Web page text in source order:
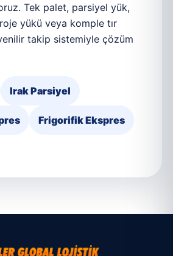
Tek palet, parsiyel yük,
yükü veya komple tır
takip sistemiyle çözüm
Irak Parsiyel
Frigorifik Ekspres